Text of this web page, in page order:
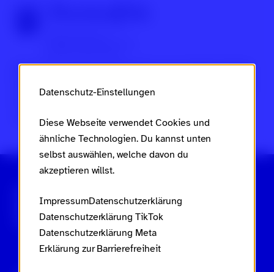
Dies ist ein Projekt desMinisteriums für Arbeit, Soziales,
Frauen, Familie und Jugend des Landes Rheinland-Pfalz
Landesaktionsplans gegen Rassismus
und Gruppenbezogene Menschenfeindlichkeit
Datenschutz-Einstellungen
Diese Webseite verwendet Cookies und
ähnliche Technologien. Du kannst unten
selbst auswählen, welche davon du
akzeptieren willst.
ImpressumDatenschutzerklärung
Datenschutzerklärung TikTok
Datenschutzerklärung Meta
Erklärung zur Barrierefreiheit